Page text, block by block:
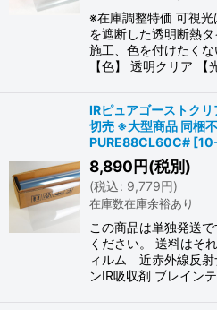
※在庫調整特価 可視
を遮断した透明断熱
施工、色を付けたくな
【色】 透明クリア
IRピュアゴーストク
切売 ※大型商品 同梱
PURE88CL60C# [
8,890円(税別)
(税込: 9,779円)
在庫数在庫余裕あり
この商品は単独発送
ください。 送料はそ
ィルム 近赤外線反射
ンIR吸収剤 ブレイン